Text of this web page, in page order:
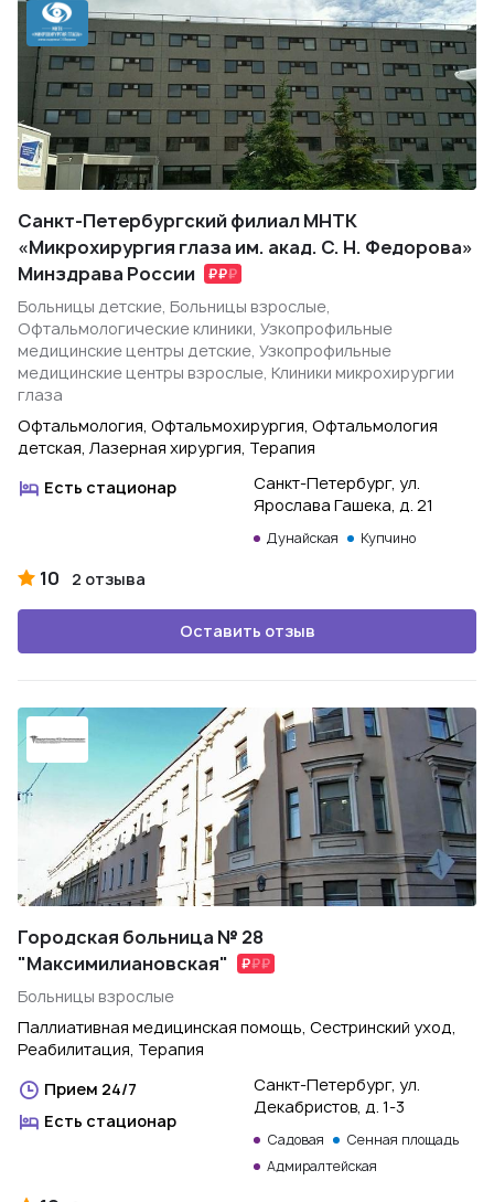
Санкт-Петербургский филиал МНТК
«Микрохирургия глаза им. акад. С. Н. Федорова»
Минздрава России
Больницы детские, Больницы взрослые,
Офтальмологические клиники, Узкопрофильные
медицинские центры детские, Узкопрофильные
медицинские центры взрослые, Клиники микрохирургии
глаза
Офтальмология, Офтальмохирургия, Офтальмология
детская, Лазерная хирургия, Терапия
Есть стационар
Санкт-Петербург, ул.
Ярослава Гашека, д. 21
Дунайская Купчино
10 2 отзыва
Оставить отзыв
Городская больница № 28
"Максимилиановская"
Больницы взрослые
Паллиативная медицинская помощь, Сестринский уход,
Реабилитация, Терапия
Прием 24/7
Есть стационар
Санкт-Петербург, ул.
Декабристов, д. 1-3
Садовая
Сенная площадь
Адмиралтейская